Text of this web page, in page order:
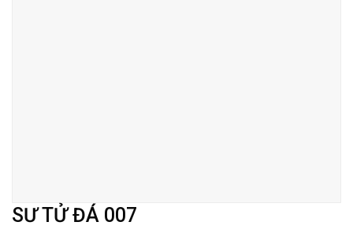
SƯ TỬ ĐÁ 007